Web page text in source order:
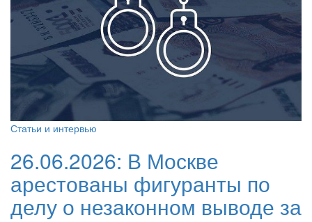
Статьи и интервью
26.06.2026: В Москве
арестованы фигуранты по
делу о незаконном выводе за